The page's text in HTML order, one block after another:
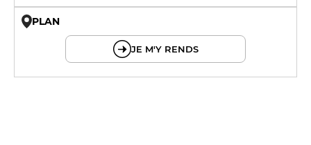
PLAN
JE M'Y RENDS